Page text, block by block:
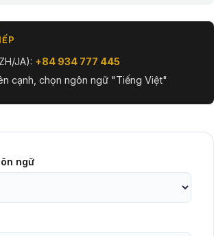
JA): +84 934 777 445
cạnh, chọn ngôn ngữ "Tiếng Việt"
ngữ